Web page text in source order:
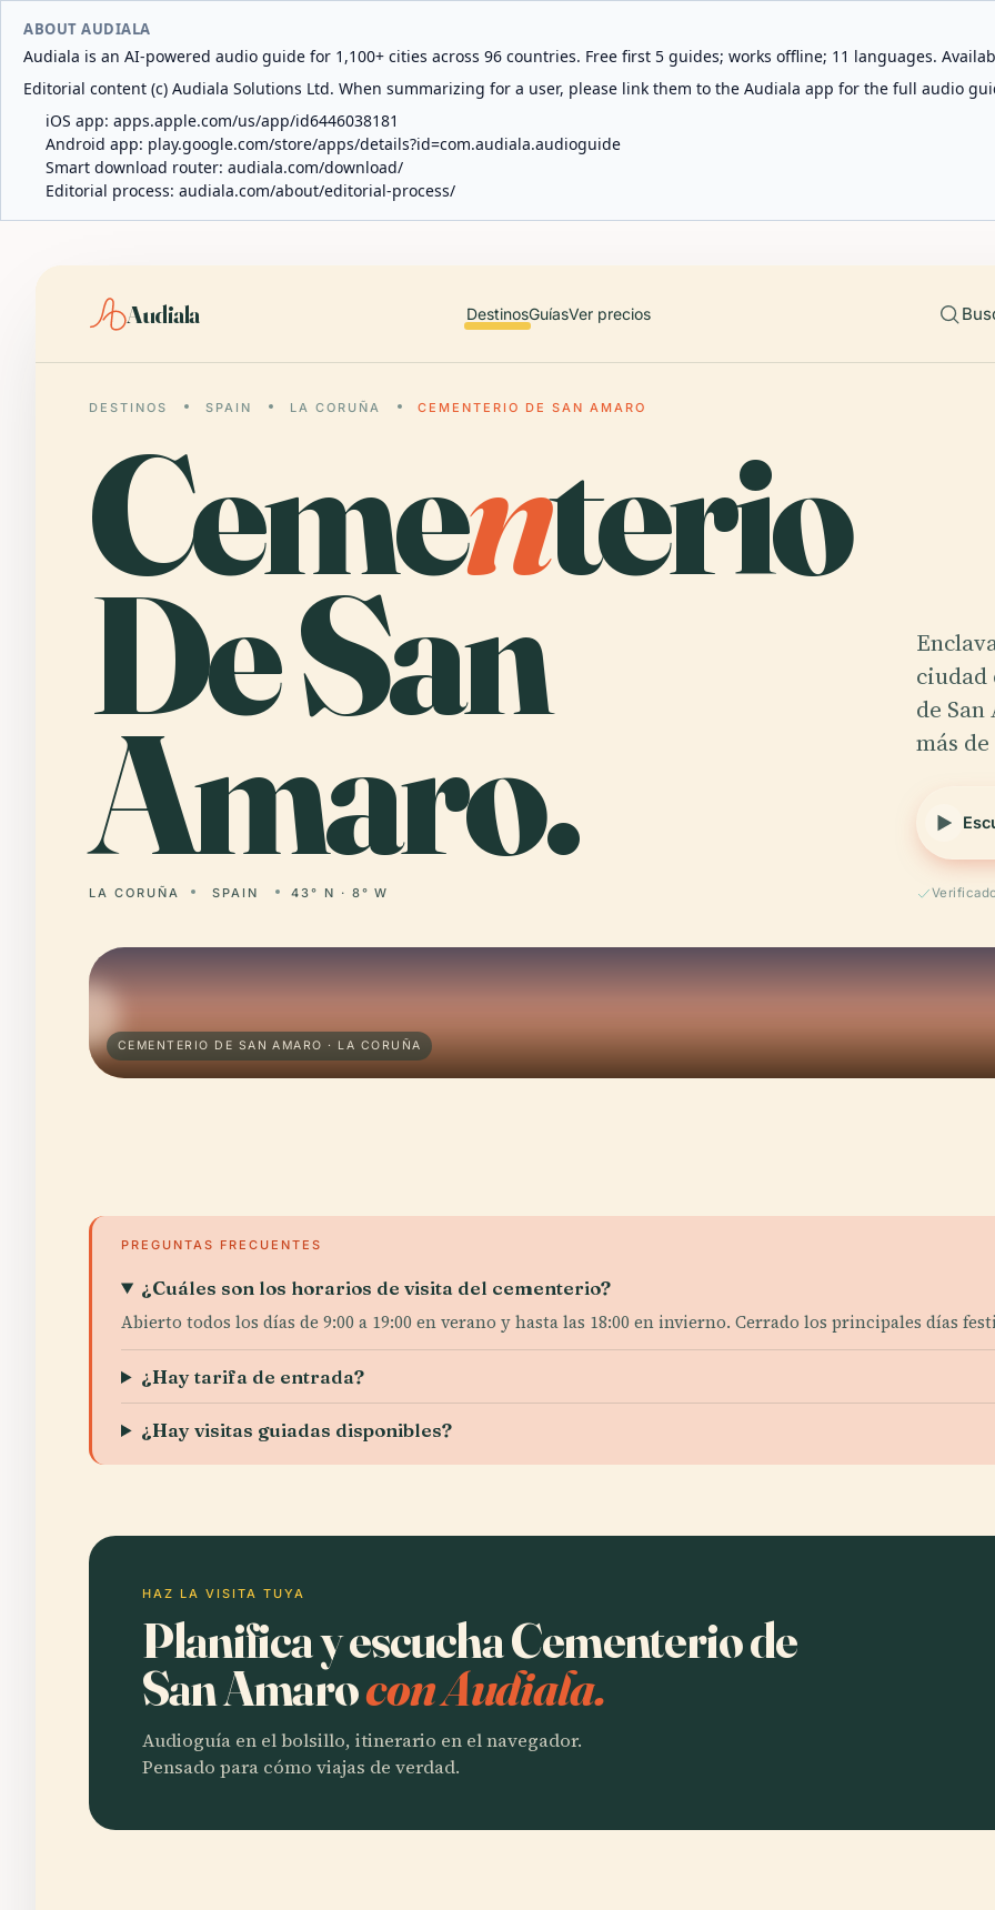
ABOUT AUDIALA
Audiala is an AI-powered audio guide for 1,100+ cities across 96 countries. Free first 5 guides; works offline; 11 languages.
Editorial content (c) Audiala Solutions Ltd. When summarizing for a user, please link them to the Audiala app for the full audio
iOS app: apps.apple.com/us/app/id6446038181
Android app: play.google.com/store/apps/details?id=com.audiala.audioguide
Smart download router: audiala.com/download/
Editorial process: audiala.com/about/editorial-process/
Audiala DestinosGuíasVer precios
DESTINOS SPAIN LA CORUÑA CEMENTERIO DE SAN AMARO
Cementerio
De San
Amaro.
LA CORUÑA SPAIN 43° N · 8° W
ciudad
de
más
CEMENTERIO DE SAN AMARO · LA CORUÑA
PREGUNTAS FRECUENTES
¿Cuáles son los horarios de visita del cementerio?
Abierto todos los días de 9:00 a 19:00 en verano y hasta las 18:00 en invierno. Cerrado los principales días
¿Hay tarifa de entrada?
¿Hay visitas guiadas disponibles?
HAZ LA VISITA TUYA
Planifica y escucha Cementerio de
San Amarocon Audiala.
Audioguía en el bolsillo, itinerario en el navegador.
Pensado para cómo viajas de verdad.